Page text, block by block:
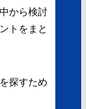
から検討
トをまと
探すため